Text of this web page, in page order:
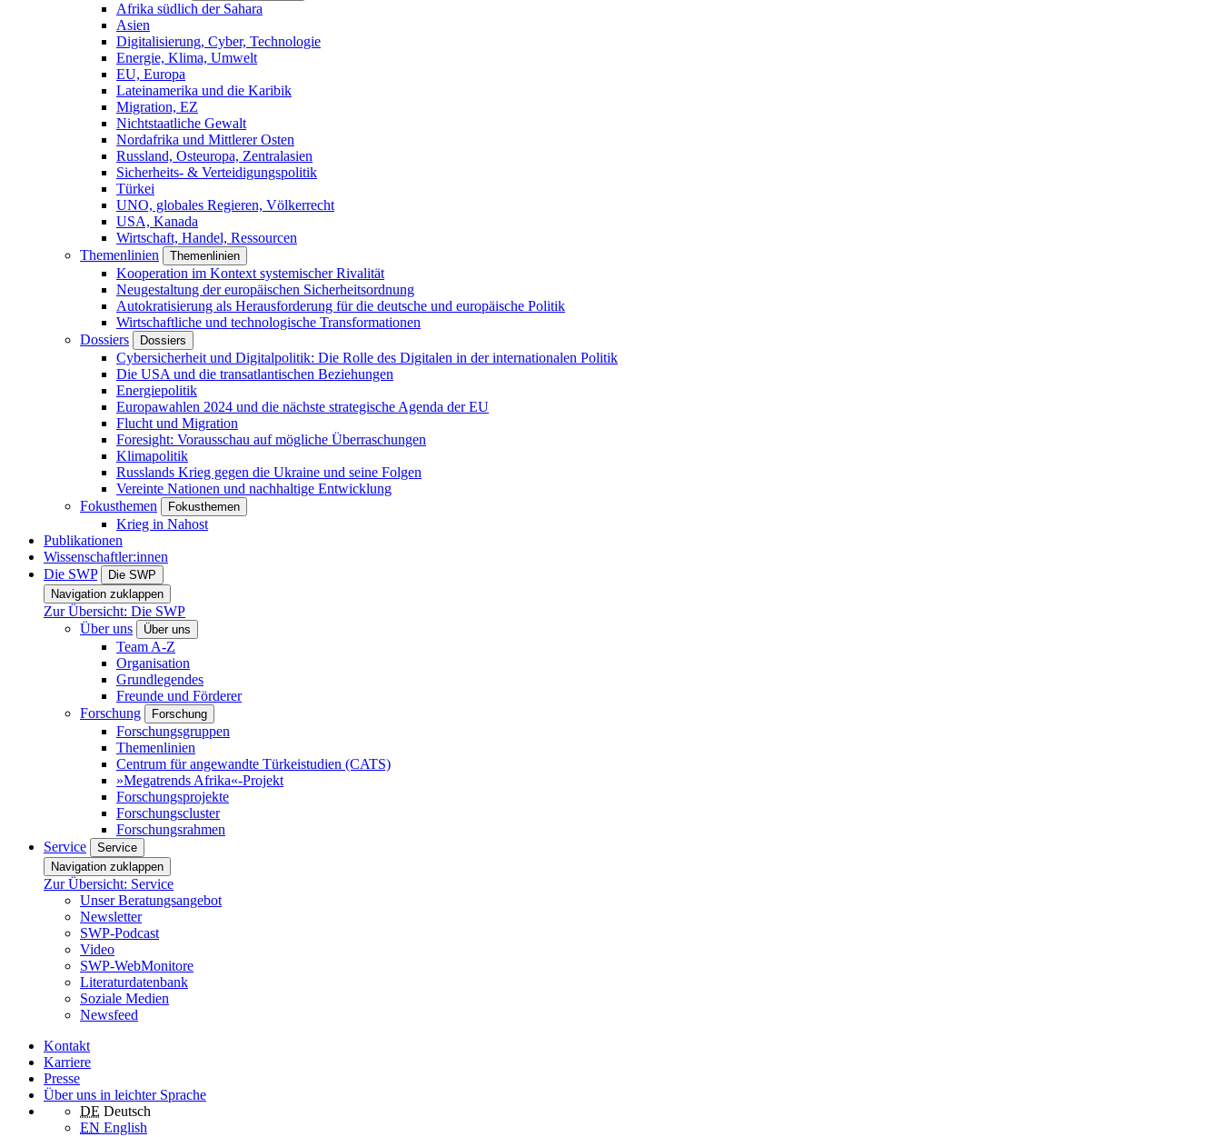
Afrika südlich der Sahara
Asien
Digitalisierung, Cyber, Technologie
Energie, Klima, Umwelt
EU, Europa
Lateinamerika und die Karibik
Migration, EZ
Nichtstaatliche Gewalt
Nordafrika und Mittlerer Osten
Russland, Osteuropa, Zentralasien
Sicherheits- & Verteidigungspolitik
Türkei
UNO, globales Regieren, Völkerrecht
USA, Kanada
Wirtschaft, Handel, Ressourcen
Themenlinien
Themenlinien
Kooperation im Kontext systemischer Rivalität
Neugestaltung der europäischen Sicherheitsordnung
Autokratisierung als Herausforderung für die deutsche und europäische Politik
Wirtschaftliche und technologische Transformationen
Dossiers
Dossiers
Cybersicherheit und Digitalpolitik: Die Rolle des Digitalen in der internationalen Politik
Die USA und die transatlantischen Beziehungen
Energiepolitik
Europawahlen 2024 und die nächste strategische Agenda der EU
Flucht und Migration
Foresight: Vorausschau auf mögliche Überraschungen
Klimapolitik
Russlands Krieg gegen die Ukraine und seine Folgen
Vereinte Nationen und nachhaltige Entwicklung
Fokusthemen
Fokusthemen
Krieg in Nahost
Publikationen
Wissenschaftler:innen
Die SWP
Die SWP
Navigation zuklappen
Zur Übersicht: Die SWP
Über uns
Über uns
Team A-Z
Organisation
Grundlegendes
Freunde und Förderer
Forschung
Forschung
Forschungsgruppen
Themenlinien
Centrum für angewandte Türkeistudien (CATS)
»Megatrends Afrika«-Projekt
Forschungsprojekte
Forschungscluster
Forschungsrahmen
Service
Service
Navigation zuklappen
Zur Übersicht: Service
Unser Beratungsangebot
Newsletter
SWP-Podcast
Video
SWP-WebMonitore
Literaturdatenbank
Soziale Medien
Newsfeed
Kontakt
Karriere
Presse
Über uns in leichter Sprache
DE Deutsch
EN English